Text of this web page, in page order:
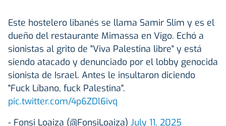
Este hostelero libanés se llama Samir Slim y es el
dueño del restaurante Mimassa en Vigo. Echó a
sionistas al grito de "Viva Palestina libre" y está
siendo atacado y denunciado por el lobby genocida
sionista de Israel. Antes le insultaron diciendo
"Fuck Líbano, fuck Palestina".
pic.twitter.com/4p6ZDl6ivq
- Fonsi Loaiza (@FonsiLoaiza) July 11, 2025